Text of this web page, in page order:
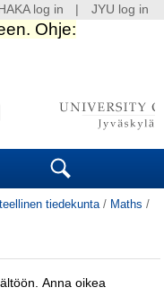
Search
tiedekunta / Maths /
Anna oikea
HAKA log in JYU log in